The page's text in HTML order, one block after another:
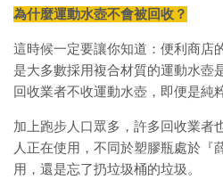
為什麼運動水壺不會被回收？
這時候一定要讓你知道：便利商店
是大多數採用複合材質的運動水壺
回收業者不收運動水壺，即便是純
加上跑步人口眾多，許多回收業者
人正在使用，不同於塑膠瓶處於『
用，還是忘了扔垃圾桶的垃圾。